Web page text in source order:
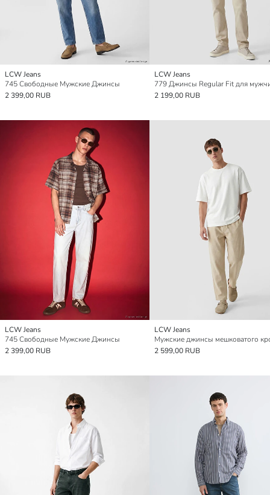
LCW Jeans
745 Свободные Мужские Джинсы
2 399,00 RUB
LCW Jeans
779 Джинсы Regular Fit для
2 199,00 RUB
LCW Jeans
745 Свободные Мужские Джинсы
2 399,00 RUB
LCW Jeans
Мужские джинсы мешковатого
2 599,00 RUB